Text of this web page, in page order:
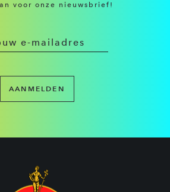
voor onze nieuwsbrief!
AANMELDEN